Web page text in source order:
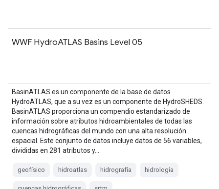
WWF HydroATLAS Basins Level 05
BasinATLAS es un componente de la base de datos
HydroATLAS, que a su vez es un componente de HydroSHEDS.
BasinATLAS proporciona un compendio estandarizado de
información sobre atributos hidroambientales de todas las
cuencas hidrográficas del mundo con una alta resolución
espacial. Este conjunto de datos incluye datos de 56 variables,
divididas en 281 atributos y…
geofísico hidroatlas hidrografía hidrología